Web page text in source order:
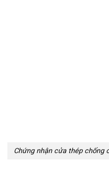
Chứng nhận cửa thép chống